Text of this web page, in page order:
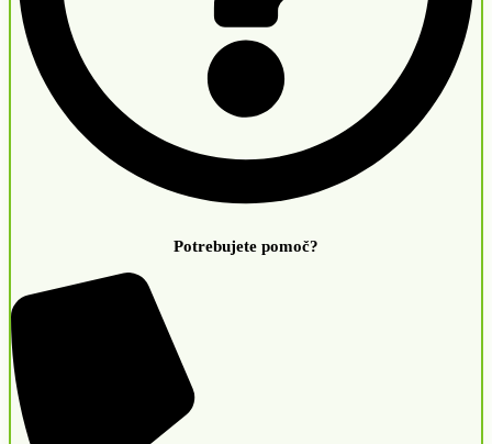
Potrebujete pomoč?